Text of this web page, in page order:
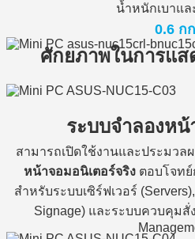
น้ำหนักเบาแ
0.6 ก
ศักยภาพในการแส
ระบบจำลองหน้
สามารถเปิดใช้งานและประมวล
หน้าจอมอนิเตอร์จริง ตอบโจทย์
สำหรับระบบเซิร์ฟเวอร์
Signage) และระบบควบคุมสั่